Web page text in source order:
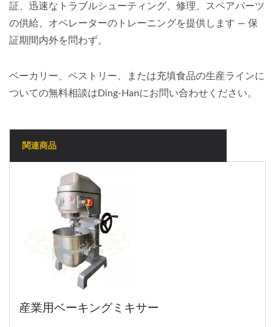
証、迅速なトラブルシューティング、修理、スペアパーツ
の供給、オペレーターのトレーニングを提供します — 保
証期間内外を問わず。
ベーカリー、ペストリー、または充填食品の生産ラインに
ついての無料相談はDing-Hanにお問い合わせください。
関連商品
産業用ベーキングミキサー